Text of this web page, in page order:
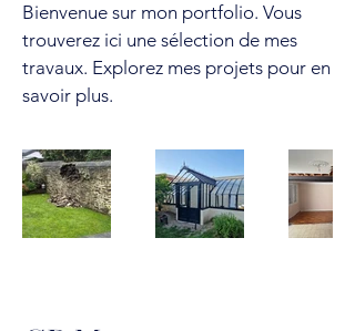
Bienvenue sur mon portfolio. Vous
trouverez ici une sélection de mes
travaux. Explorez mes projets pour en
savoir plus.